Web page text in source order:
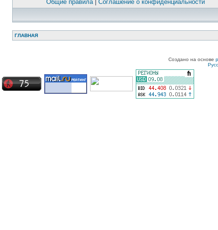
Общие правила| Соглашение о конфиденциальности
ГЛАВНАЯ
Создано на основе